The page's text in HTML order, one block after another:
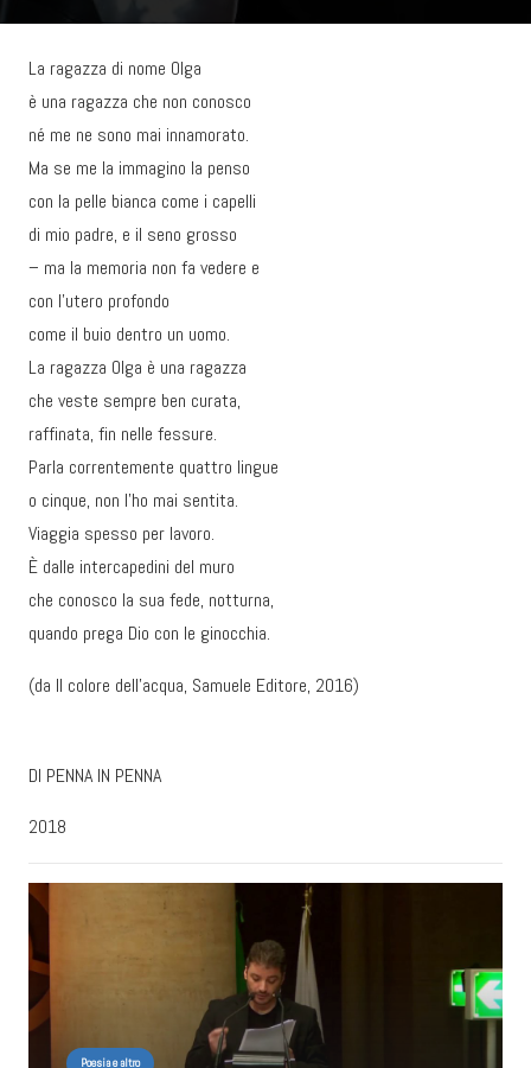
La ragazza di nome Olga
è una ragazza che non conosco
né me ne sono mai innamorato.
Ma se me la immagino la penso
con la pelle bianca come i capelli
di mio padre, e il seno grosso
– ma la memoria non fa vedere e
con l’utero profondo
come il buio dentro un uomo.
La ragazza Olga è una ragazza
che veste sempre ben curata,
raffinata, fin nelle fessure.
Parla correntemente quattro lingue
o cinque, non l’ho mai sentita.
Viaggia spesso per lavoro.
È dalle intercapedini del muro
che conosco la sua fede, notturna,
quando prega Dio con le ginocchia.
(da Il colore dell’acqua, Samuele Editore, 2016)
DI PENNA IN PENNA
2018
Poesia e altro